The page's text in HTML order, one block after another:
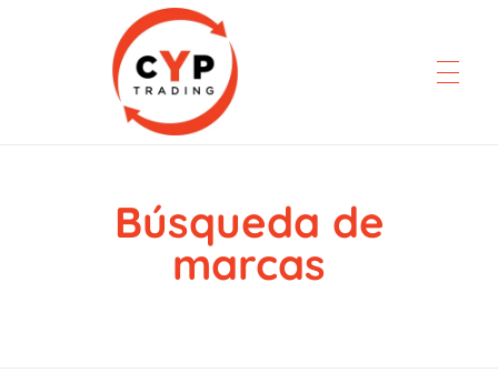
CYP Trading
Professionelle Ersatzteilbeschaffung
Búsqueda de
marcas